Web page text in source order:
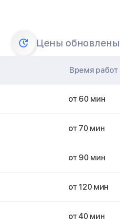
Цены обновлены
Время работ
от 60 мин
от 70 мин
от 90 мин
от 120 мин
от 40 мин